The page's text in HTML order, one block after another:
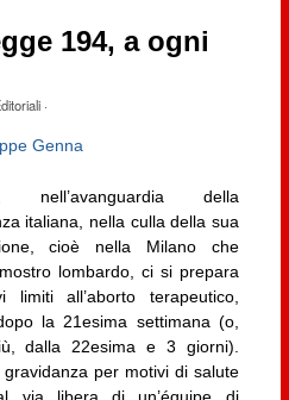
194, a ogni
·
Genna
nell’avanguardia della
italiana, nella culla della sua
cioè nella Milano che
lombardo, ci si prepara
limiti all’aborto terapeutico,
la 21esima settimana (o,
dalla 22esima e 3 giorni).
gravidanza per motivi di salute